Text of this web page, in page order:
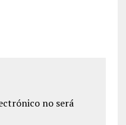
no será